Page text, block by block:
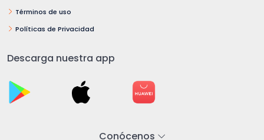
Términos de uso
Políticas de Privacidad
Descarga nuestra app
Conócenos